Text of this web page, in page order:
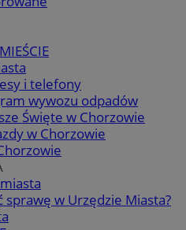
i telefony
wywozu odpadów
Święte w Chorzowie
w Chorzowie
sprawę w Urzędzie Miasta?